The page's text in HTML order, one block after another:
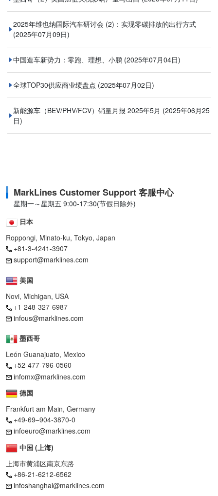
2025年维也纳国际汽车研讨会 (2)：实现零碳排放的出行方式
(2025年07月09日)
中国造车新势力：零跑、理想、小鹏 (2025年07月04日)
全球TOP30供应商业绩盘点 (2025年07月02日)
新能源车（BEV/PHV/FCV）销量月报 2025年5月 (2025年06月25
日)
MarkLines Customer Support 客服中心
星期一～星期五 9:00-17:30(节假日除外)
日本
Roppongi, Minato-ku, Tokyo, Japan
+81-3-4241-3907
support@marklines.com
美国
Novi, Michigan, USA
+1-248-327-6987
infous@marklines.com
墨西哥
León Guanajuato, Mexico
+52-477-796-0560
infomx@marklines.com
德国
Frankfurt am Main, Germany
+49-69–904-3870-0
infoeuro@marklines.com
中国 (上海)
上海市黄浦区南京东路
+86-21-6212-6562
infoshanghai@marklines.com